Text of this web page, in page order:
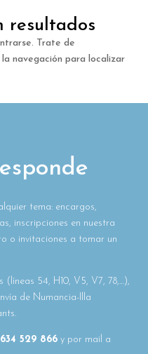
resultados
Trate de
navegación para localizar
tema: encargos,
inscripciones en nuestra
o invitaciones a tomar un
54, H10, V5, V7, 78,…),
de Numancia-Illa
634 529 866 y por mail a